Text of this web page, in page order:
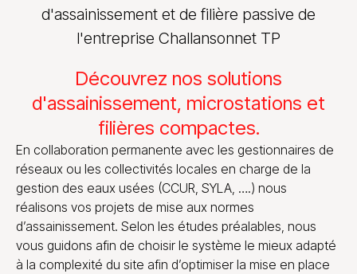
Découvrez nos solutions
d'assainissement, microstations et
filières compactes.
En collaboration permanente avec les gestionnaires de
réseaux ou les collectivités locales en charge de la
gestion des eaux usées (CCUR, SYLA, ….) nous
réalisons vos projets de mise aux normes
d’assainissement. Selon les études préalables, nous
vous guidons afin de choisir le système le mieux adapté
à la complexité du site afin d’optimiser la mise en place